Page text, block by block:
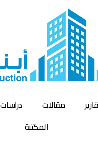
مقالات دراسات
المكتبة